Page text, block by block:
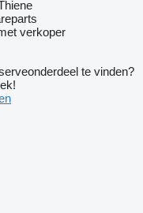
verkoper
te vinden?